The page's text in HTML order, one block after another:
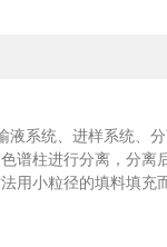
系统、进样系统、
柱进行分离，分离
小粒径的填料填充